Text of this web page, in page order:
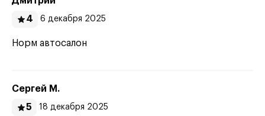
4
6 декабря 2025
Норм автосалон
Сергей М.
5
18 декабря 2025